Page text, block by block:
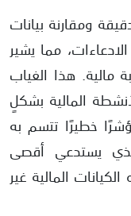
ومقارنة بيانات
مما يشير
مالية. هذا الغياب
المالية بشكلٍ
خطيرًا تتسم به
الذي يستدعي أقصى
المالية غير